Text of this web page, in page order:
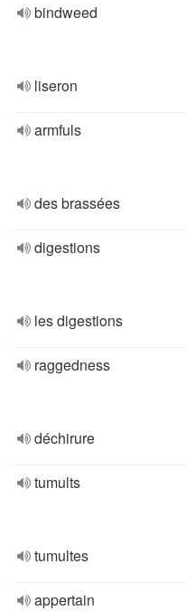
bindweed
liseron
armfuls
des brassées
digestions
les digestions
raggedness
déchirure
tumults
tumultes
appertain